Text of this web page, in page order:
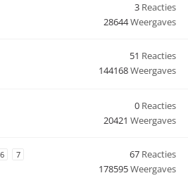
3 Reacties
28644Weergaves
51 Reacties
144168Weergaves
0 Reacties
20421 Weergaves
6 7 67 Reacties
178595Weergaves